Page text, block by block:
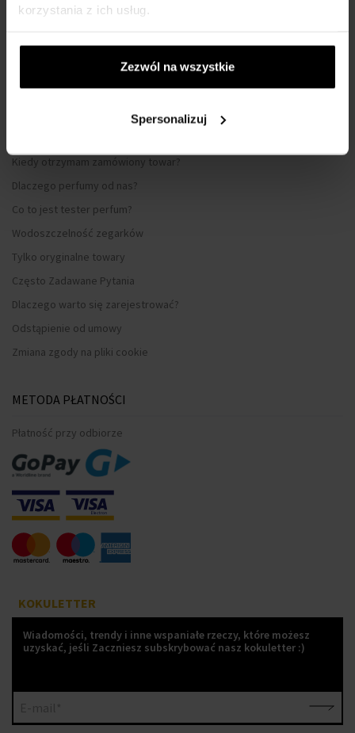
korzystania z ich usług.
Zezwól na wszystkie
Spersonalizuj
WSZYSTKO O ZAKUPIE
Program lojalnościowy
Prywatność
Kiedy otrzymam zamówiony towar?
Dlaczego perfumy od nas?
Co to jest tester perfum?
Wodoszczelność zegarków
Tylko oryginalne towary
Często Zadawane Pytania
Dlaczego warto się zarejestrować?
Odstąpienie od umowy
Zmiana zgody na pliki cookie
METODA PŁATNOŚCI
Płatność przy odbiorze
KOKULETTER
Wiadomości, trendy i inne wspaniałe rzeczy, które możesz
uzyskać, jeśli Zaczniesz subskrybować nasz kokuletter :)